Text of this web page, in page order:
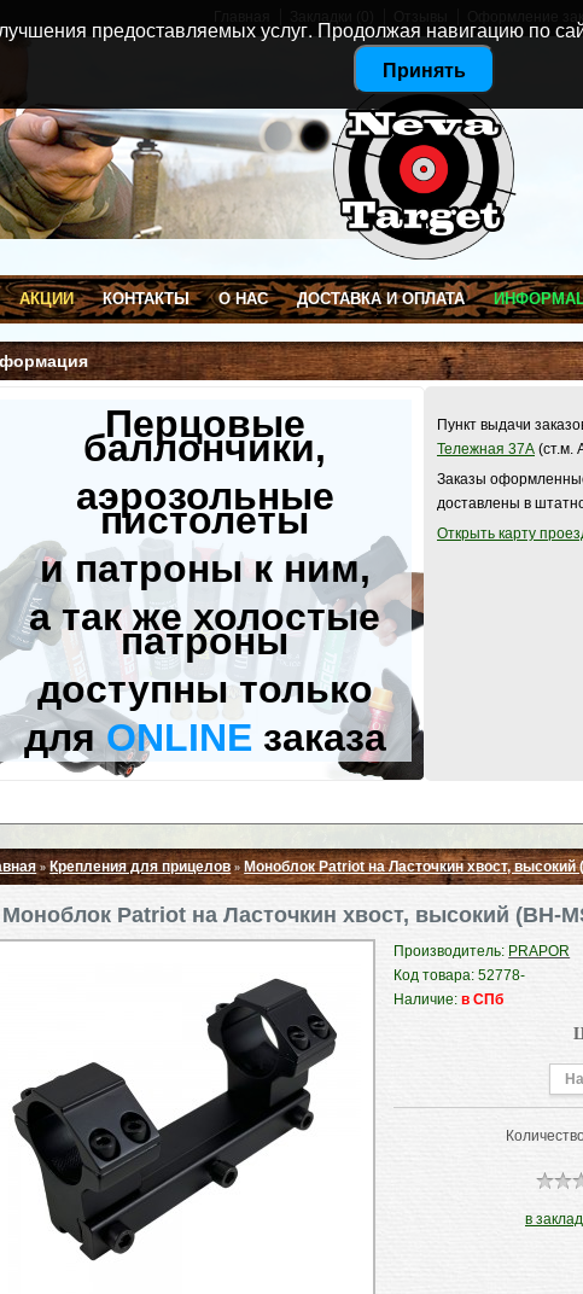
АКЦИИ КОНТАКТЫ О НАС ДОСТАВКА И ОПЛАТА
Перцовые
баллончики,
аэрозольные
пистолеты
и патроны к ним,
а так же холостые
патроны
доступны только
дляONLINE заказа
Пункт выдачи
Тележная 37А (ст.м.
Заказы
доставлены в
Открыть карту
Свернуть ▲
»Крепления для прицелов» Моноблок Patriot на Ласточкин хвост, высокий
Моноблок Patriot на Ласточкин хвост, высокий (BH-
Производитель: PRAPOR
Код товара: 52778-
Наличие:в СПб
в
предоставляемых услуг. Продолжая навигацию по
Принять